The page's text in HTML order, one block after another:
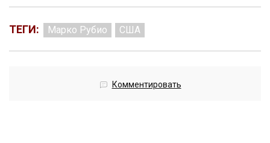
ТЕГИ: Марко Рубио США
Комментировать